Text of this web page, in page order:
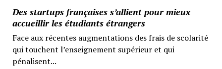
Des startups françaises s’allient pour mieux
accueillir les étudiants étrangers
Face aux récentes augmentations des frais de scolarité
qui touchent l’enseignement supérieur et qui
pénalisent...